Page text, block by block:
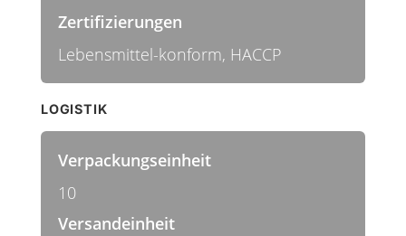
Zertifizierungen
Lebensmittel-konform, HACCP
LOGISTIK
Verpackungseinheit
10
Versandeinheit